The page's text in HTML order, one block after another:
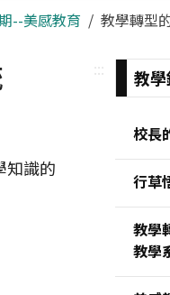
--美感教育 教學轉型
知識的
::: 教
校長
行草
教學
教學